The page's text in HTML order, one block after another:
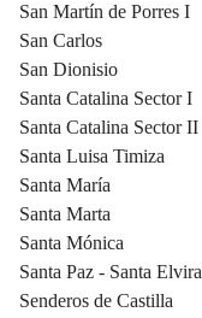
San Martín de Porres I
San Carlos
San Dionisio
Santa Catalina Sector I
Santa Catalina Sector II
Santa Luisa Timiza
Santa María
Santa Marta
Santa Mónica
Santa Paz - Santa Elvira
Senderos de Castilla